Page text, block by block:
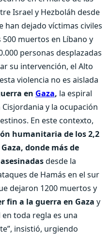
Israel y Hezboláh desde
han dejado víctimas civiles
muertos en Líbano y
personas desplazadas
su intervención, el Alto
violencia no es aislada
en Gaza, la espiral
y la ocupación
En este contexto,
humanitaria de los 2,2
donde más de
desde la
de Hamás en el sur
dejaron 1200 muertos y
fin a la guerra en Gaza y
toda regla es una
insistió, urgiendo